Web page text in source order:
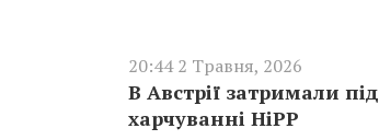
20:44 2 Травня, 2026
В Австрії затримали
харчуванні HiPP